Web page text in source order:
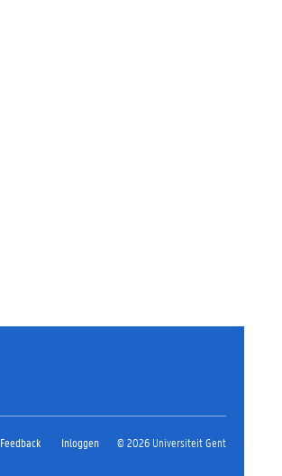
Feedback Inloggen © 2026 Universiteit Gent